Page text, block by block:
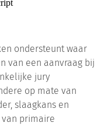
ondersteunt waar
van een aanvraag bij
jury
op mate van
slaagkans en
primaire